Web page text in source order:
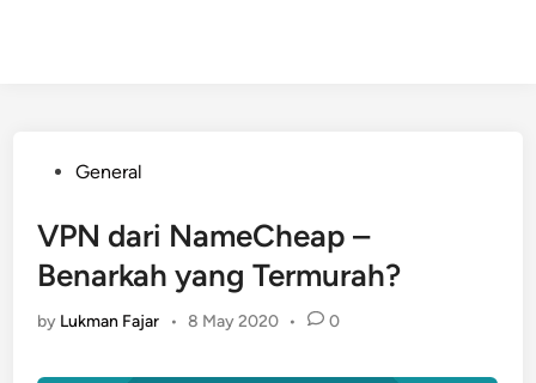
PostedGeneral
VPN dari NameCheap –
Benarkah yang Termurah?
by Lukman Fajar • 8 May 2020 • 0